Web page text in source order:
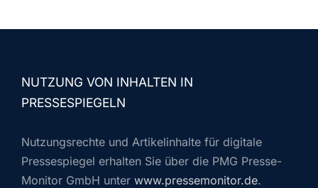
NUTZUNG VON INHALTEN IN
PRESSESPIEGELN
Nutzungsrechte und Artikelinhalte für digitale
Pressespiegel erhalten Sie über die PMG Presse-
Monitor GmbH unter www.pressemonitor.de.